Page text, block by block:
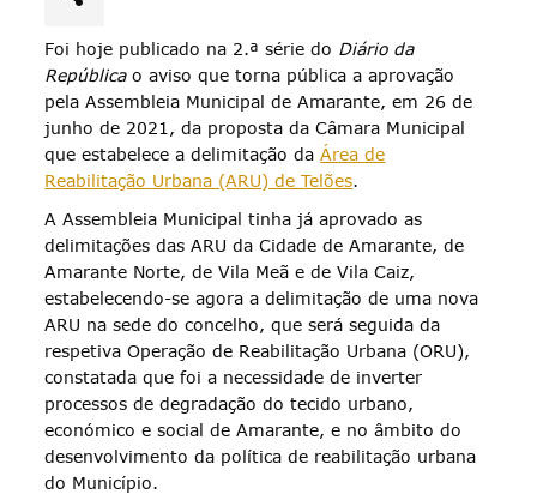
Foi hoje publicado na 2.ª série do Diário da
Repúblicao aviso que torna pública a aprovação
pela Assembleia Municipal de Amarante, em 26 de
junho de 2021, da proposta da Câmara Municipal
que estabelece a delimitação daÁrea de
Reabilitação Urbana (ARU) de Telões.
A Assembleia Municipal tinha já aprovado as
delimitações das ARU da Cidade de Amarante, de
Amarante Norte, de Vila Meã e de Vila Caiz,
estabelecendo-se agora a delimitação de uma nova
ARU na sede do concelho, que será seguida da
respetiva Operação de Reabilitação Urbana (ORU),
constatada que foi a necessidade de inverter
processos de degradação do tecido urbano,
económico e social de Amarante, e no âmbito do
desenvolvimento da política de reabilitação urbana
do Município.